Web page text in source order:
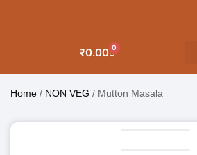
₹0.00 0
Home / NON VEG / Mutton Masala